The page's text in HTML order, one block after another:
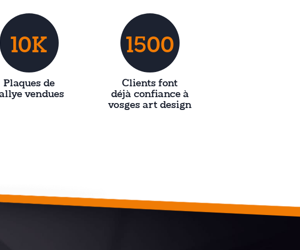
10K
Plaques de
vendues
1500
Clients font
déjà confiance à
vosges art design